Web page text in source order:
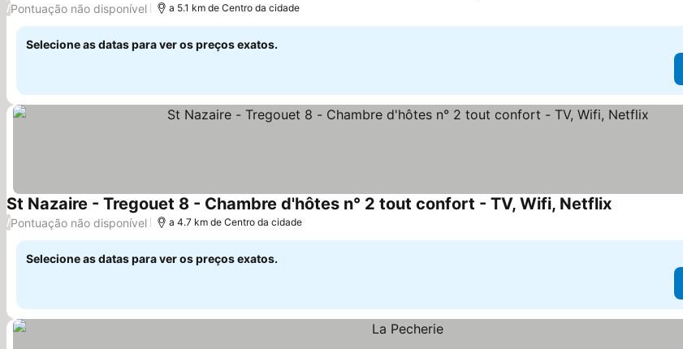
/Pontuação não disponível a 5.1 km de Centro da cidade
Selecione as datas para ver os preços exatos.
St Nazaire - Tregouet 8 - Chambre d'hôtes n° 2 tout confort - TV, Wifi, Netflix
/Pontuação não disponível a 4.7 km de Centro da cidade
Selecione as datas para ver os preços exatos.